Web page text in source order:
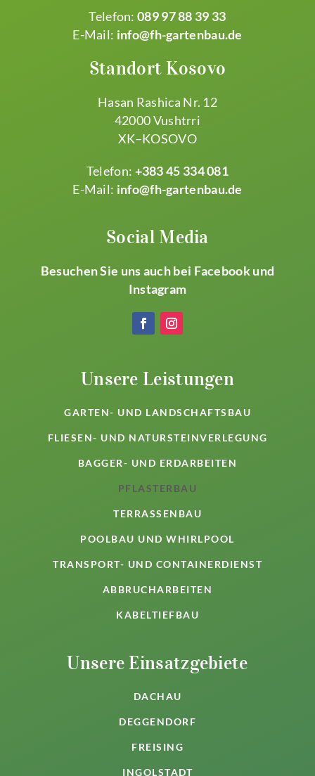
Telefon:089 97 88 39 33
E-Mail: info@fh-gartenbau.de
Standort Kosovo
Hasan Rashica Nr. 12
42000 Vushtrri
XK–KOSOVO
Telefon: +383 45 334 081
E-Mail: info@fh-gartenbau.de
Social Media
Besuchen Sie uns auch bei Facebook und
Instagram
Unsere Leistungen
GARTEN- UND LANDSCHAFTSBAU
FLIESEN- UND NATURSTEINVERLEGUNG
BAGGER- UND ERDARBEITEN
PFLASTERBAU
TERRASSENBAU
POOLBAU UND WHIRLPOOL
TRANSPORT- UND CONTAINERDIENST
ABBRUCHARBEITEN
KABELTIEFBAU
Unsere Einsatzgebiete
DACHAU
DEGGENDORF
FREISING
INGOLSTADT